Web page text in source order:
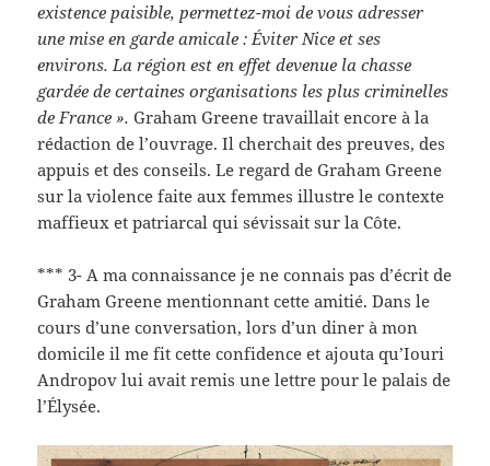
existence paisible, permettez-moi de vous adresser
une mise en garde amicale : Éviter Nice et ses
environs. La région est en effet devenue la chasse
gardée de certaines organisations les plus criminelles
de France ».Graham Greene travaillait encore à la
rédaction de l’ouvrage. Il cherchait des preuves, des
appuis et des conseils. Le regard de Graham Greene
sur la violence faite aux femmes illustre le contexte
maffieux et patriarcal qui sévissait sur la Côte.
*** 3- A ma connaissance je ne connais pas d’écrit de
Graham Greene mentionnant cette amitié. Dans le
cours d’une conversation, lors d’un diner à mon
domicile il me fit cette confidence et ajouta qu’Iouri
Andropov lui avait remis une lettre pour le palais de
l’Élysée.